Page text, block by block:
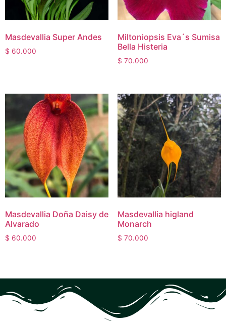
Masdevallia Super Andes
$ 60.000
Miltoniopsis Eva´s Sumisa
Bella Histeria
$ 70.000
Masdevallia Doña Daisy de
Alvarado
$ 60.000
Masdevallia higland
Monarch
$ 70.000